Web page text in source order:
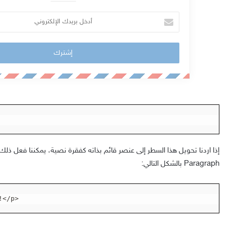
د
خ
ا
ل
إ
ر
إذا اردنا تحويل هذا السطر إلى عنصر قائم بذاته كفقرة نصية، يمكننا
Paragraph بالشكل التالي:
p>